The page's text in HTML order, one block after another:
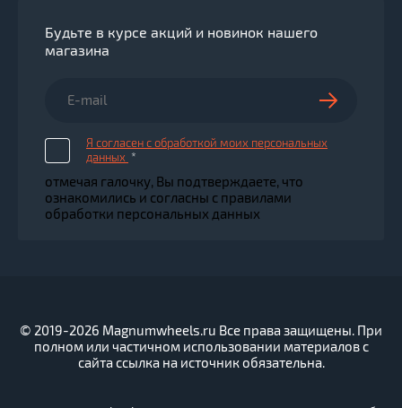
Будьте в курсе акций и новинок нашего
магазина
Я согласен с обработкой моих персональных
данных *
отмечая галочку, Вы подтверждаете, что
ознакомились и согласны с правилами
обработки персональных данных
© 2019-2026 Magnumwheels.ru Все права защищены. При
полном или частичном использовании материалов с
сайта ссылка на источник обязательна.